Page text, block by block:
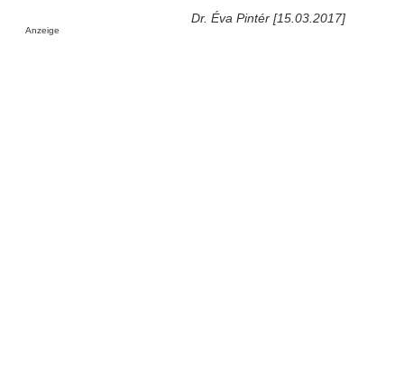
Dr. Éva Pintér [15.03.2017]
Anzeige